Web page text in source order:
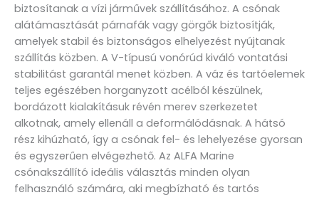
biztosítanak a vízi járművek szállításához. A csónak
alátámasztását párnafák vagy görgők biztosítják,
amelyek stabil és biztonságos elhelyezést nyújtanak
szállítás közben. A V-típusú vonórúd kiváló vontatási
stabilitást garantál menet közben. A váz és tartóelemek
teljes egészében horganyzott acélból készülnek,
bordázott kialakításuk révén merev szerkezetet
alkotnak, amely ellenáll a deformálódásnak. A hátsó
rész kihúzható, így a csónak fel- és lehelyezése gyorsan
és egyszerűen elvégezhető. Az ALFA Marine
csónakszállító ideális választás minden olyan
felhasználó számára, aki megbízható és tartós